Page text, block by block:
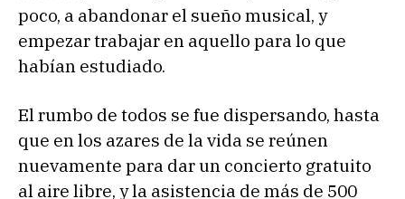
poco, a abandonar el sueño musical, y
empezar trabajar en aquello para lo que
habían estudiado.
El rumbo de todos se fue dispersando, hasta
que en los azares de la vida se reúnen
nuevamente para dar un concierto gratuito
al aire libre, y la asistencia de más de 500